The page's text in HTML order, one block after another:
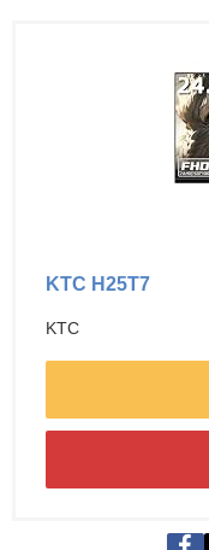
KTC H25T7
KTC